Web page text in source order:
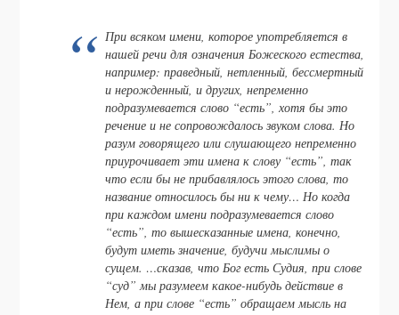
При всяком имени, которое употребляется в
нашей речи для означения Божеского естества,
например: праведный, нетленный, бессмертный
и нерожденный, и других, непременно
подразумевается слово “есть”, хотя бы это
речение и не сопровождалось звуком слова. Но
разум говорящего или слушающего непременно
приурочивает эти имена к слову “есть”, так
что если бы не прибавлялось этого слова, то
название относилось бы ни к чему… Но когда
при каждом имени подразумевается слово
“есть”, то вышесказанные имена, конечно,
будут иметь значение, будучи мыслимы о
сущем. …сказав, что Бог есть Судия, при слове
“суд” мы разумеем какое-нибудь действие в
Нем, а при слове “есть” обращаем мысль на